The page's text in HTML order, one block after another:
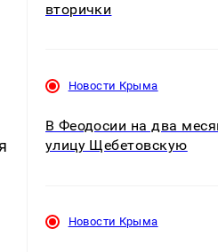
вторички
Новости Крыма
В Феодосии на два
улицу Щебетовскую
Новости Крыма